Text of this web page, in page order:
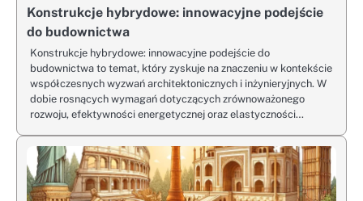
Konstrukcje hybrydowe: innowacyjne podejście
do budownictwa
Konstrukcje hybrydowe: innowacyjne podejście do
budownictwa to temat, który zyskuje na znaczeniu w kontekście
współczesnych wyzwań architektonicznych i inżynieryjnych. W
dobie rosnących wymagań dotyczących zrównoważonego
rozwoju, efektywności energetycznej oraz elastyczności…